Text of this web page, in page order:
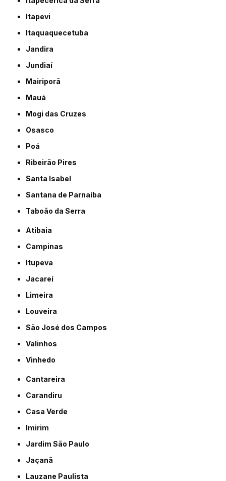
Itapevi
Itaquaquecetuba
Jandira
Jundiaí
Mairiporã
Mauá
Mogi das Cruzes
Osasco
Poá
Ribeirão Pires
Santa Isabel
Santana de Parnaíba
Taboão da Serra
Atibaia
Campinas
Itupeva
Jacareí
Limeira
Louveira
São José dos Campos
Valinhos
Vinhedo
Cantareira
Carandiru
Casa Verde
Imirim
Jardim São Paulo
Jaçanã
Lauzane Paulista